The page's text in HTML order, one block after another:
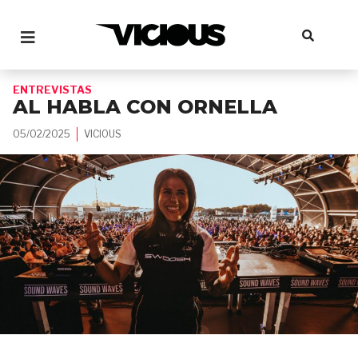
ENTREVISTAS
AL HABLA CON ORNELLA
05/02/2025 VICIOUS